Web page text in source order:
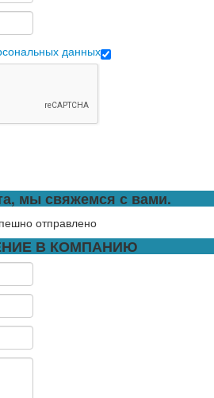
данных
мы свяжемся с вами.
отправлено
В КОМПАНИЮ